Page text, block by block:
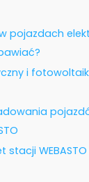
pojazdach
i
stacji